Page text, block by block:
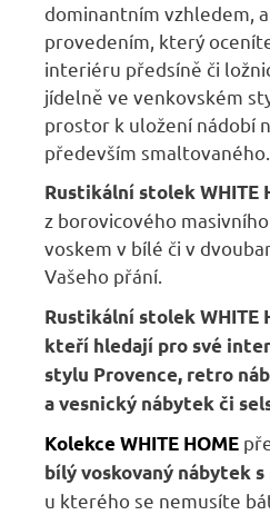
dominantním vzhledem,
provedením, který
interiéru předsíně či
jídelně ve venkovském
prostor k uložení nádobí
především smaltovaného.
Rustikální stolek WHITE
z borovicového
voskem v bílé či v
Vašeho přání.
Rustikální stolek WHITE
kteří hledají pro své
stylu Provence, retro
a vesnický nábytek či
Kolekce WHITE HOME
bílý voskovaný nábytek
u kterého se nemusíte